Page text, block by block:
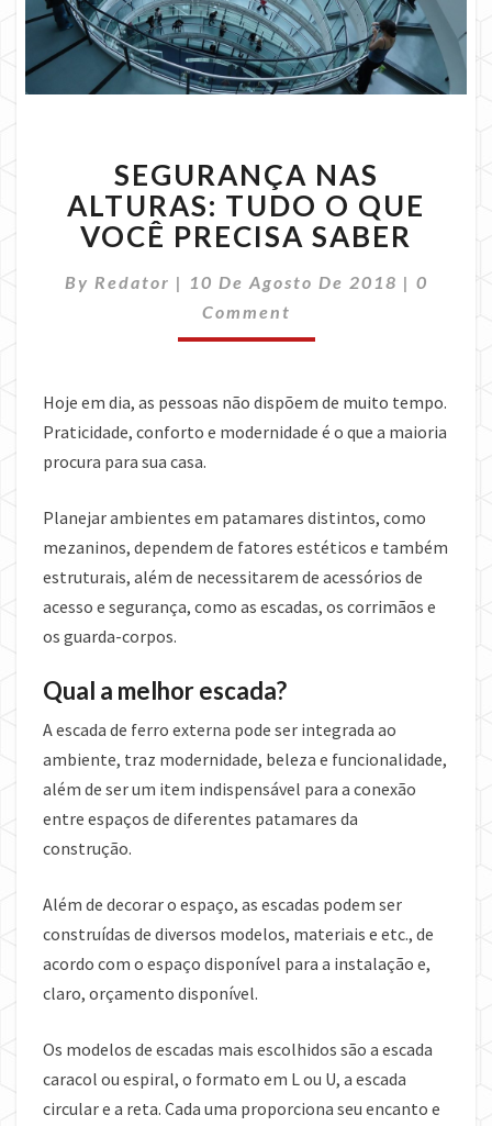
NAS
ALTURAS:
TUDO
O
VOCÊ
PRECISA
SABER
SEGURANÇA NAS
ALTURAS: TUDO O QUE
VOCÊ PRECISA SABER
By Redator | 10 De Agosto De 2018 | 0
Comment
Hoje em dia, as pessoas não dispõem de muito tempo.
Praticidade, conforto e modernidade é o que a maioria
procura para sua casa.
Planejar ambientes em patamares distintos, como
mezaninos, dependem de fatores estéticos e também
estruturais, além de necessitarem de acessórios de
acesso e segurança, como as escadas, os corrimãos e
os guarda-corpos.
Qual a melhor escada?
A escada de ferro externa pode ser integrada ao
ambiente, traz modernidade, beleza e funcionalidade,
além de ser um item indispensável para a conexão
entre espaços de diferentes patamares da
construção.
Além de decorar o espaço, as escadas podem ser
construídas de diversos modelos, materiais e etc., de
acordo com o espaço disponível para a instalação e,
claro, orçamento disponível.
Os modelos de escadas mais escolhidos são a escada
caracol ou espiral, o formato em L ou U, a escada
circular e a reta. Cada uma proporciona seu encanto e